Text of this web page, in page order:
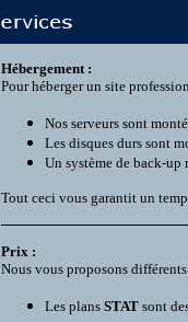
Hébergement :
Pour héberger un site
Nos serveurs sont
Les disques durs sont
Un système de back-
Tout ceci vous garantit un
Prix :
Nous vous proposons
Les plans STAT sont